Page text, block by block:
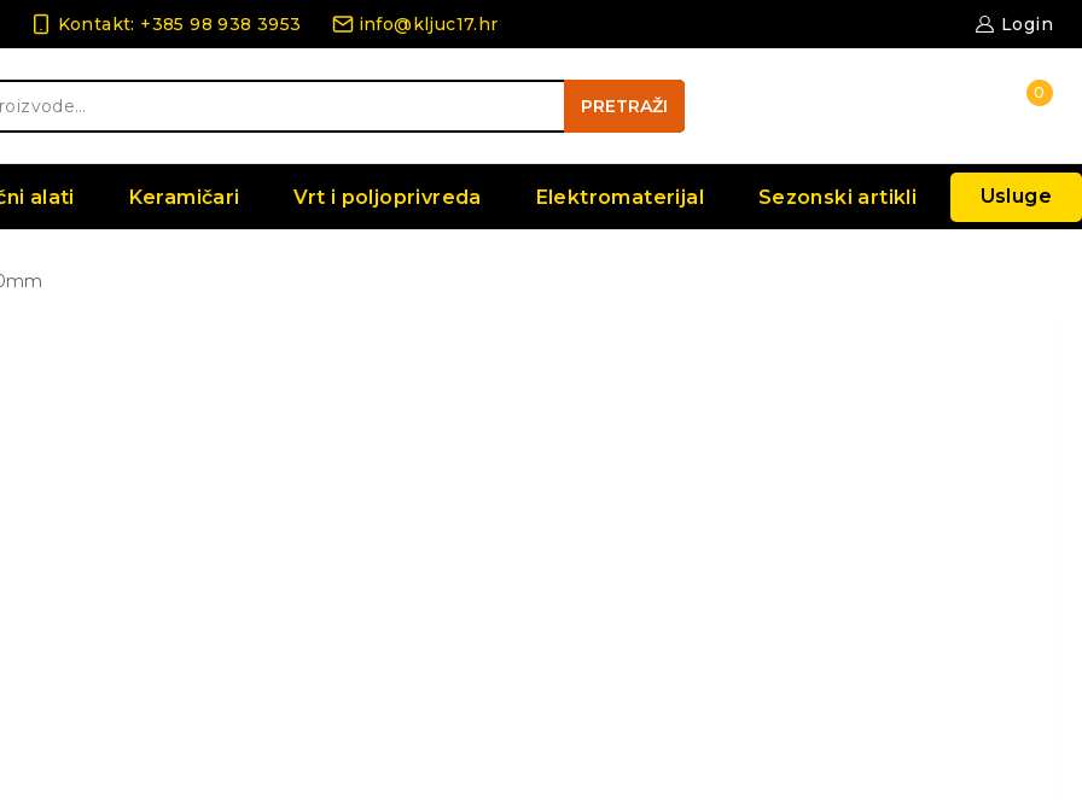
Kontakt: +385 98 938 3953 info@kljuc17.hr Login
PRETRAŽI
0
alati Keramičari Vrt i poljoprivreda Elektromaterijal Sezonski artikli Usluge